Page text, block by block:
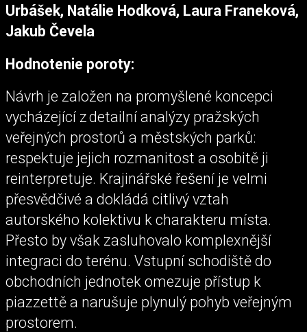
Urbášek, Natálie Hodková, Laura Franeková,
Jakub Čevela
Hodnotenie poroty:
Návrh je založen na promyšlené koncepci
vycházející z detailní analýzy pražských
veřejných prostorů a městských parků:
respektuje jejich rozmanitost a osobitě ji
reinterpretuje. Krajinářské řešení je velmi
přesvědčivé a dokládá citlivý vztah
autorského kolektivu k charakteru místa.
Přesto by však zasluhovalo komplexnější
integraci do terénu. Vstupní schodiště do
obchodních jednotek omezuje přístup k
piazzettě a narušuje plynulý pohyb veřejným
prostorem.